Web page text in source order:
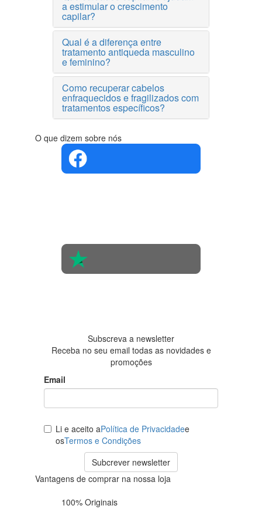
a estimular o crescimento
capilar?
Qual é a diferença entre
tratamento antiqueda masculino
e feminino?
Como recuperar cabelos
enfraquecidos e fragilizados com
tratamentos específicos?
O que dizem sobre nós
Subscreva a newsletter
Receba no seu email todas as novidades e
promoções
Email
Li e aceito aPolítica de Privacidadee
osTermos e Condições
Subcrever newsletter
Vantagens de comprar na nossa loja
100% Originais